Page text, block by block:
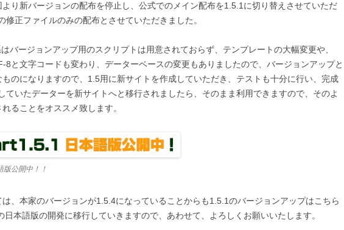
より新バージョンの配布を停止し、公式でのメイン配布を1.5.1に切り替えさせていただ
修正ファイルのみの配布とさせていただきました。
バージョンアップ用のスクリプトは用意されておらず、テンプレートの大幅変更や、
8と文字コードも変わり、データーベースの変更もありましたので、バージョンアップと
ものになりますので、1.5用に新サイトを作成していただき、テストも十分に行い、完成
ていたデーターを新サイトへと移行されましたら、そのまま利用できますので、そのよ
ることをオススメ致します。
版公開中！！
、本家のバージョンが1.5.4になっていることからも1.5.1のバージョンアップはこちら
日本語版の開発に移行していきますので、あわせて、よろしくお願いいたします。